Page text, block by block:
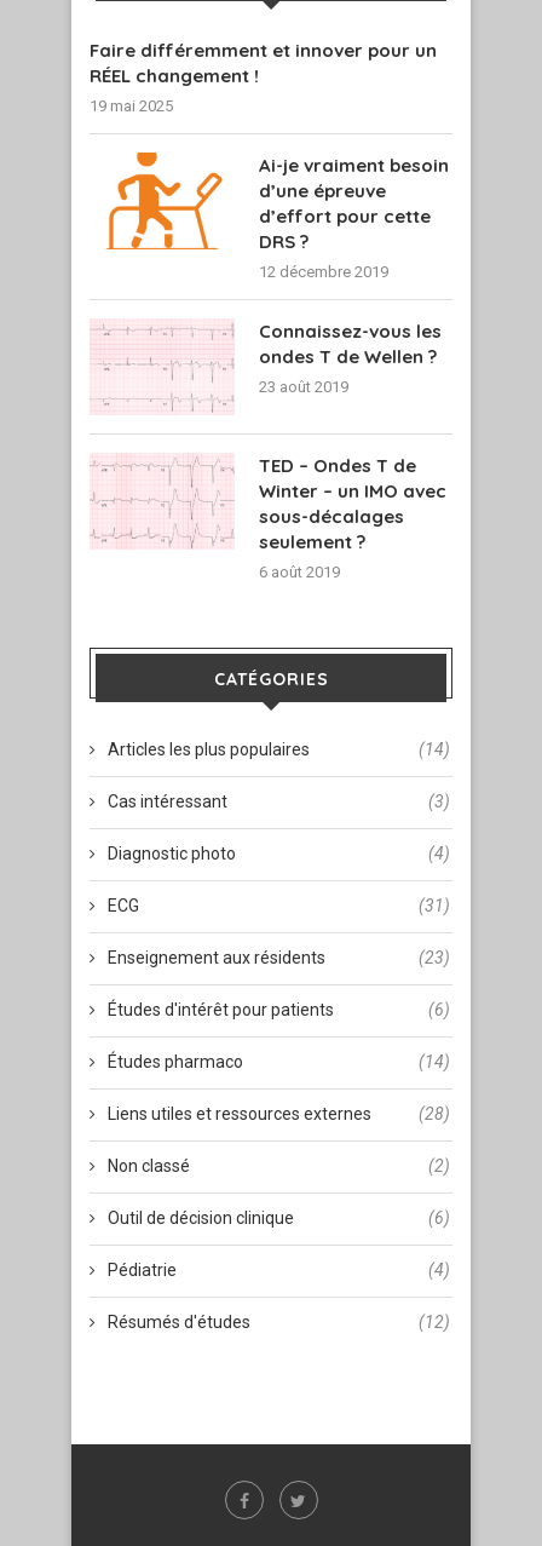
Faire différemment et innover pour un
RÉEL changement !
19 mai 2025
Ai-je vraiment besoin
d’une épreuve
d’effort pour cette
DRS ?
12 décembre 2019
Connaissez-vous les
ondes T de Wellen ?
23 août 2019
TED – Ondes T de
Winter – un IMO avec
sous-décalages
seulement ?
6 août 2019
CATÉGORIES
Articles les plus populaires (14)
Cas intéressant (3)
Diagnostic photo (4)
ECG (31)
Enseignement aux résidents (23)
Études d'intérêt pour patients (6)
Études pharmaco (14)
Liens utiles et ressources externes (28)
Non classé (2)
Outil de décision clinique (6)
Pédiatrie (4)
Résumés d'études (12)